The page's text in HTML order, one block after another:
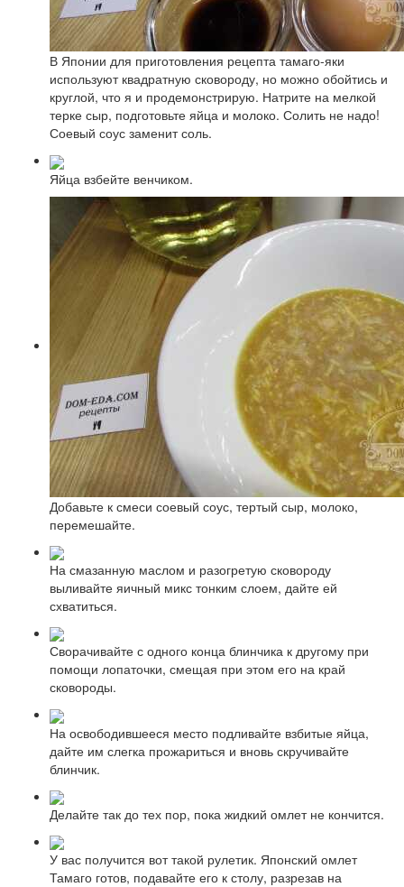
В Японии для приготовления рецепта тамаго-яки
используют квадратную сковороду, но можно обойтись и
круглой, что я и продемонстрирую. Натрите на мелкой
терке сыр, подготовьте яйца и молоко. Солить не надо!
Соевый соус заменит соль.
Яйца взбейте венчиком.
Добавьте к смеси соевый соус, тертый сыр, молоко,
перемешайте.
На смазанную маслом и разогретую сковороду
выливайте яичный микс тонким слоем, дайте ей
схватиться.
Сворачивайте с одного конца блинчика к другому при
помощи лопаточки, смещая при этом его на край
сковороды.
На освободившееся место подливайте взбитые яйца,
дайте им слегка прожариться и вновь скручивайте
блинчик.
Делайте так до тех пор, пока жидкий омлет не кончится.
У вас получится вот такой рулетик. Японский омлет
Тамаго готов, подавайте его к столу, разрезав на